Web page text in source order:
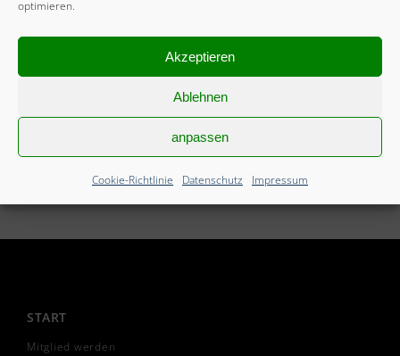
optimieren.
Akzeptieren
Ablehnen
anpassen
Cookie-Richtlinie Datenschutz Impressum
START
Mitglied werden